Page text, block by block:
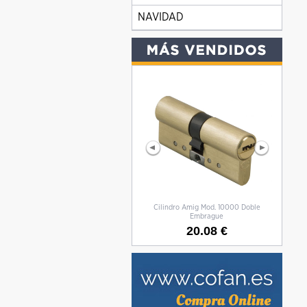
NAVIDAD
Cilindro Amig Mod. 10000 Doble
Embrague
20.08 €